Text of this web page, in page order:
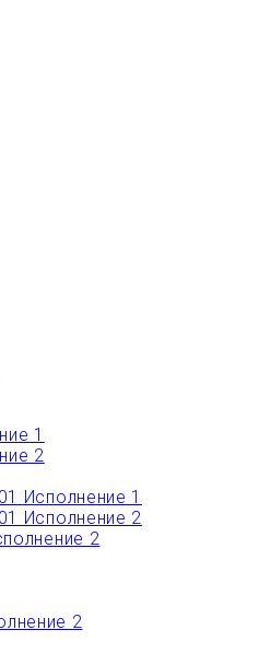
1
2
Исполнение 1
Исполнение 2
2
2